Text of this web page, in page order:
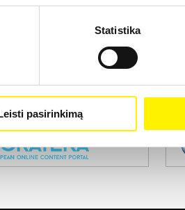
Statistika
pasirinkimą